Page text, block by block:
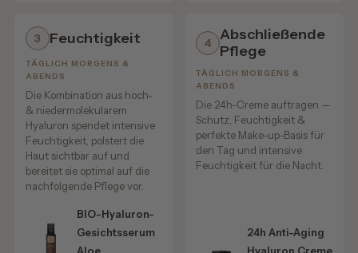
Bio-Öle, pflegende Bio-Buttern und ausgewählte
natürliche Inhaltsstoffe.
Nicht möglichst viele.
Sondern genau die richtigen.
Sie pflegen die empfindliche Achselhaut, sorgen für ein
angenehmes Hautgefühl und unterstützen einen
zuverlässigen natürlichen Geruchsschutz.
Denn wir sind überzeugt: Jeder Inhaltsstoff sollte
einen Sinn erfüllen.
3 Feuchtigkeit
TÄGLICH MORGENS &
ABENDS
Die Kombination aus hoch-
& niedermolekularem
Hyaluron spendet intensive
Feuchtigkeit, polstert die
Haut sichtbar auf und
bereitet sie optimal auf die
nachfolgende Pflege vor.
BIO-Hyaluron-
Gesichtsserum
4
Abschließende
Pflege
TÄGLICH MORGENS &
ABENDS
Die 24h-Creme auftragen —
Schutz, Feuchtigkeit &
perfekte Make-up-Basis für
den Tag und intensive
Feuchtigkeit für die Nacht.
24h Anti-Aging